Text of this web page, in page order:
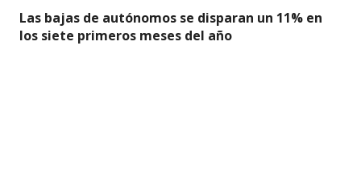
Las bajas de autónomos se disparan un 11% en
los siete primeros meses del año